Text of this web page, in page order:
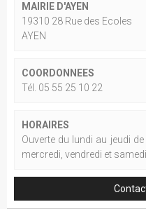
MAIRIE D'AYEN
19310 28 Rue des Ecoles
AYEN
COORDONNEES
Tél. 05 55 25 10 22
HORAIRES
Ouverte du lundi au jeudi
mercredi, vendredi et